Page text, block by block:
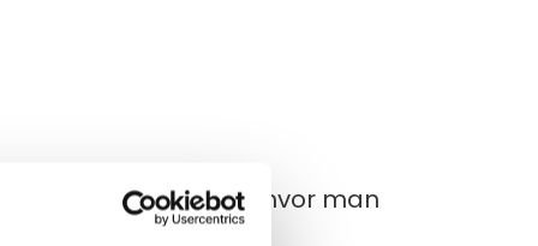
i krevende miljøer hvor man